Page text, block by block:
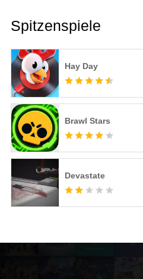
Spitzenspiele
Hay Day
Brawl Stars
Devastate